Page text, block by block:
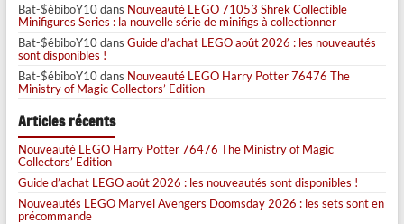
Bat-$ébiboY10dans Nouveauté LEGO 71053 Shrek Collectible
Minifigures Series : la nouvelle série de minifigs à collectionner
Bat-$ébiboY10dans Guide d’achat LEGO août 2026 : les nouveautés
sont disponibles !
Bat-$ébiboY10dans Nouveauté LEGO Harry Potter 76476 The
Ministry of Magic Collectors’ Edition
Articles récents
Nouveauté LEGO Harry Potter 76476 The Ministry of Magic
Collectors’ Edition
Guide d’achat LEGO août 2026 : les nouveautés sont disponibles !
Nouveautés LEGO Marvel Avengers Doomsday 2026 : les sets sont en
précommande